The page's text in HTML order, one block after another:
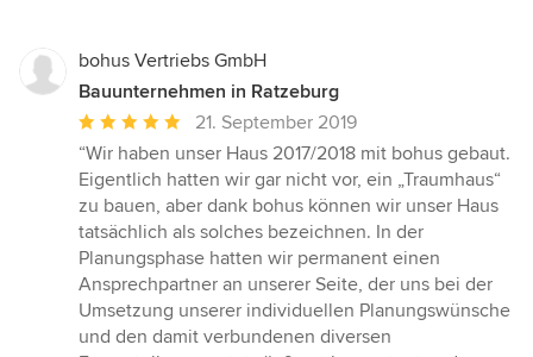
bohus Vertriebs GmbH
Bauunternehmen in Ratzeburg
Durchschnittliche
Bewertung:
5
von
5
Sternen
21. September 2019
“Wir haben unser Haus 2017/2018 mit bohus gebaut.
Eigentlich hatten wir gar nicht vor, ein „Traumhaus“
zu bauen, aber dank bohus können wir unser Haus
tatsächlich als solches bezeichnen. In der
Planungsphase hatten wir permanent einen
Ansprechpartner an unserer Seite, der uns bei der
Umsetzung unserer individuellen Planungswünsche
und den damit verbundenen diversen